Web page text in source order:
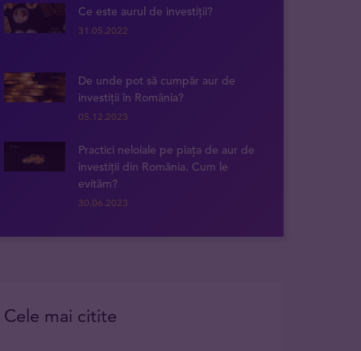
Ce este aurul de investiții?
31.05.2022
De unde pot să cumpăr aur de
investiții în România?
05.12.2023
Practici neloiale pe piața de aur de
investiții din România. Cum le
evităm?
30.06.2023
Cele mai citite